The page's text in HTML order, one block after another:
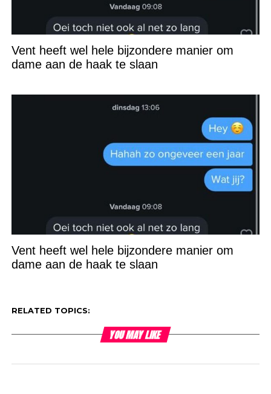
Vent heeft wel hele bijzondere manier om
dame aan de haak te slaan
Vent heeft wel hele bijzondere manier om
dame aan de haak te slaan
RELATED TOPICS:
YOU MAY LIKE